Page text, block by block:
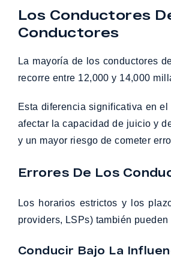
Los Conductores
Conductores
La mayoría de los conductores
recorre entre 12,000 y 14,000
Esta diferencia significativa en
afectar la capacidad de juicio y
y un mayor riesgo de cometer
Errores De Los
Los horarios estrictos y los
providers, LSPs) también
Conducir Bajo La